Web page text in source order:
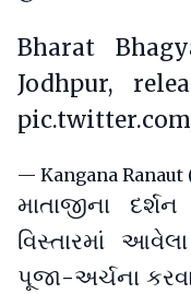
Bharat
Jodhpur,
— Kangana Ranaut
માતાજીના
વિસ્તારમાં
પૂજા-અર્ચના